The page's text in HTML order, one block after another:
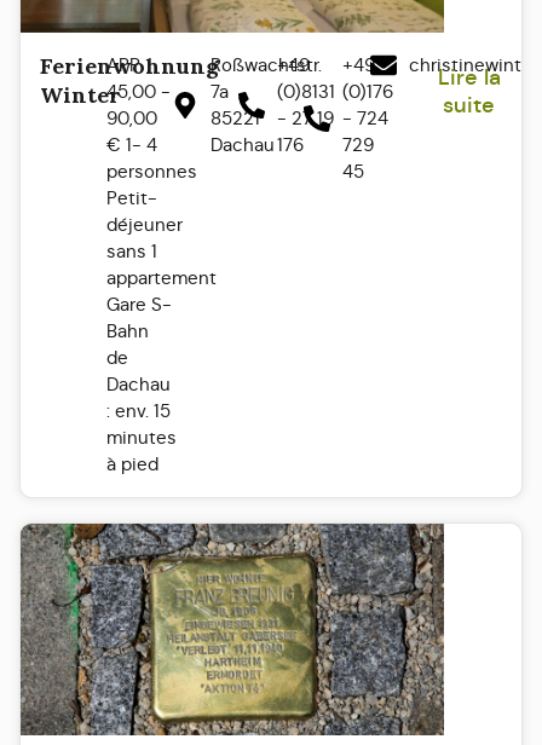
Ferienwohnung
Winter
APP
45,00 -
90,00
€ 1- 4
personnes
Petit-
déjeuner
sans 1
appartement
Gare S-
Bahn
de
Dachau
: env. 15
minutes
à pied
Roßwachtstr.
7a
85221
Dachau
+49
(0)8131
- 27 19
176
+49
(0)176
- 724
729
45
Lire la
suite